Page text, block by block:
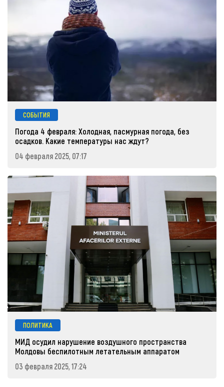
СОБЫТИЯ
Погода 4 февраля: Холодная, пасмурная погода, без
осадков. Какие температуры нас ждут?
04 февраля 2025, 07:17
ПОЛИТИКА
МИД осудил нарушение воздушного пространства
Молдовы беспилотным летательным аппаратом
03 февраля 2025, 17:24